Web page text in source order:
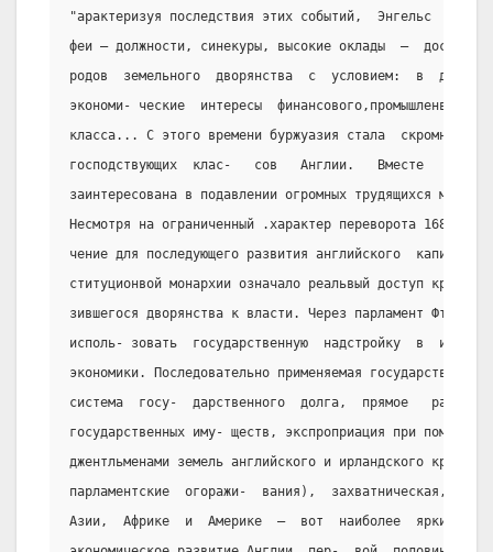
"арактеризуя последствия этих событий,  Энгельс
феи – должности, синекуры, высокие оклады  –
родов  земельного  дворянства  с  условием:  в
экономи- ческие  интересы  финансового,промышленвого
класса... С этого времени буржуазия стала  скромной,
господствующих  клас-   сов   Англии.   Вместе   с
заинтересована в подавлении огромных трудящихся масс
Несмотря на ограниченный .характер переворота 1688
чение для последующего развития английского
ституционвой монархии означало реальвый доступ
зившегося дворянства к власти. Через парламент Фти
исполь- зовать  государственную  надстройку  в
экономики. Последовательно применяемая государством
система  госу-  дарственного  долга,  прямое
государственных иму- ществ, экспроприация при помощи
джентльменами земель английского и ирландского
парламентские  огоражи-  вания),  захватническая,
Азии,  Африке  и  Америке  –  вот  наиболее  яркие